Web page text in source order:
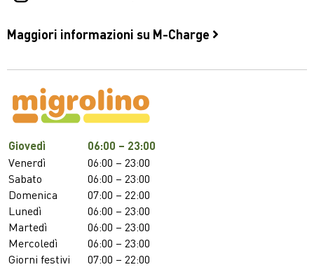
Maggiori informazioni su M-Charge
Giovedì 06:00 – 23:00
Venerdì
06:00 – 23:00
Sabato
06:00 – 23:00
Domenica
07:00 – 22:00
Lunedì
06:00 – 23:00
Martedì
06:00 – 23:00
Mercoledì
06:00 – 23:00
Giorni festivi
07:00 – 22:00